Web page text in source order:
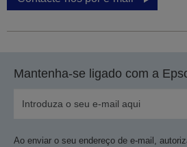
Mantenha-se ligado com a
Ao enviar o seu endereço de e-mail,